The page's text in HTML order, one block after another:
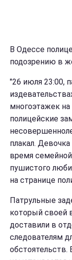
В Одессе
подозрению в
"26 июля 23:00,
многоэтажек
полицейские
плакал.
время
пушистого
на странице
Патрульные
который своей
доставили в
следователям